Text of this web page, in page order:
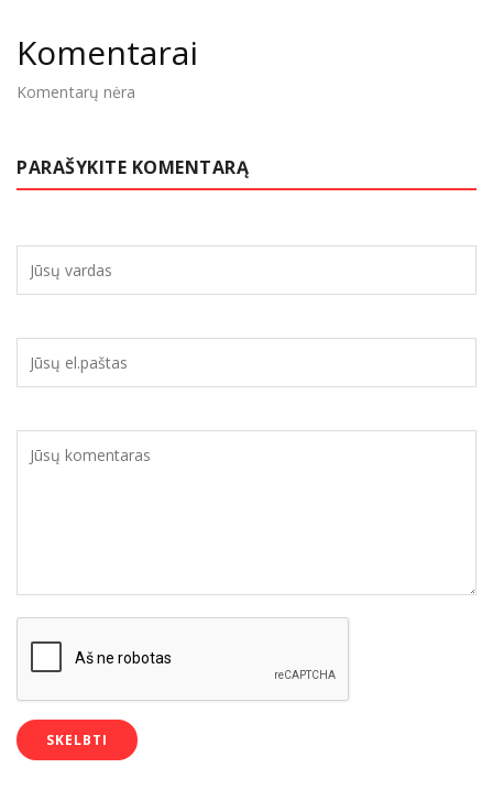
Komentarai
Komentarų nėra
PARAŠYKITE KOMENTARĄ